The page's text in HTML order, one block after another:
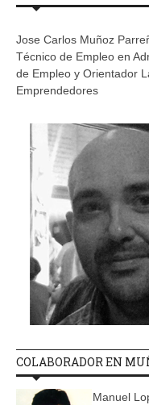
Jose Carlos Muñoz
Técnico de Empleo en
de Empleo y Orientador
Emprendedores
COLABORADOR EN
Manuel